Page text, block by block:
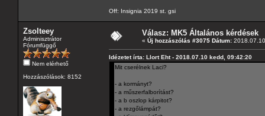
Off: Insignia 2019 st. gsi
Zsolteey
Adminisztrátor
Fórumfüggő
Nem elérhető
Hozzászólások: 8152
Válasz: MK5 Általános kérdések
« Új hozzászólás #3075 Dátum:
Idézetet írta: Llort Eht - 2018.07.10 kedd, 09:42:20
Mit cserélnek Laci?
- a kormányt?
- a műszerfalborítást?
- a b oszlop kárpitot?
- a rezgőlámpát?